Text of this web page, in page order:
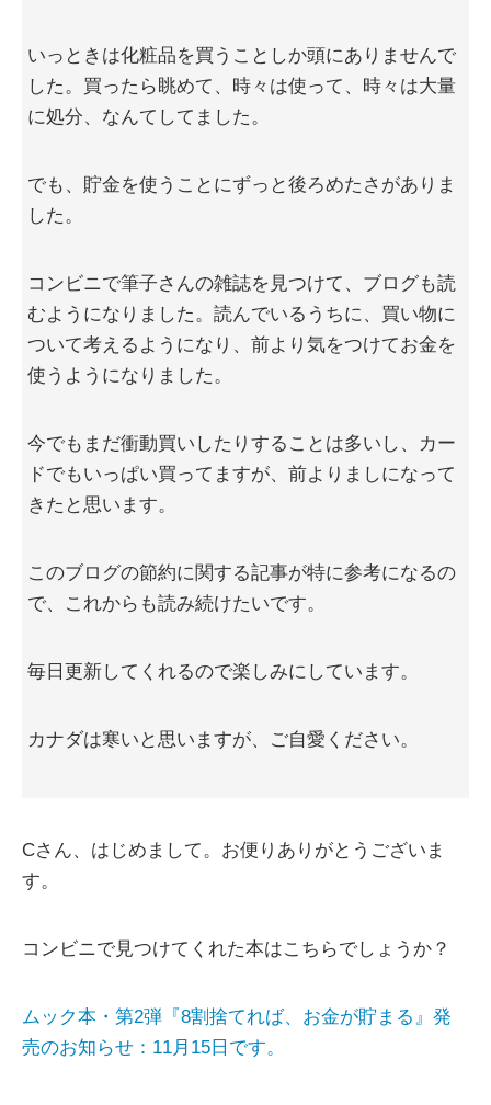
いっときは化粧品を買うことしか頭にありませんで
した。買ったら眺めて、時々は使って、時々は大量
に処分、なんてしてました。
でも、貯金を使うことにずっと後ろめたさがありま
した。
コンビニで筆子さんの雑誌を見つけて、ブログも読
むようになりました。読んでいるうちに、買い物に
ついて考えるようになり、前より気をつけてお金を
使うようになりました。
今でもまだ衝動買いしたりすることは多いし、カー
ドでもいっぱい買ってますが、前よりましになって
きたと思います。
このブログの節約に関する記事が特に参考になるの
で、これからも読み続けたいです。
毎日更新してくれるので楽しみにしています。
カナダは寒いと思いますが、ご自愛ください。
Cさん、はじめまして。お便りありがとうございま
す。
コンビニで見つけてくれた本はこちらでしょうか？
ムック本・第2弾『8割捨てれば、お金が貯まる』発
売のお知らせ：11月15日です。